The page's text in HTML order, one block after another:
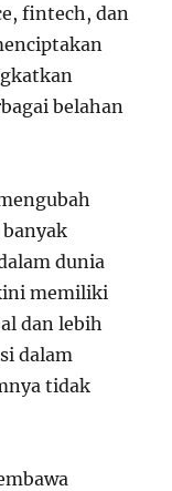
fintech, dan
belahan
dunia
memiliki
dan lebih
dalam
tidak